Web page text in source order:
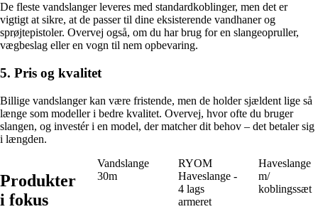
De fleste vandslanger leveres med standardkoblinger, men det er
vigtigt at sikre, at de passer til dine eksisterende vandhaner og
sprøjtepistoler. Overvej også, om du har brug for en slangeopruller,
vægbeslag eller en vogn til nem opbevaring.
5. Pris og kvalitet
Billige vandslanger kan være fristende, men de holder sjældent lige så
længe som modeller i bedre kvalitet. Overvej, hvor ofte du bruger
slangen, og investér i en model, der matcher dit behov – det betaler sig
i længden.
Produkter
i fokus
Vandslange
30m
RYOM
Haveslange -
4 lags
armeret
Haveslange
m/
koblingssæt